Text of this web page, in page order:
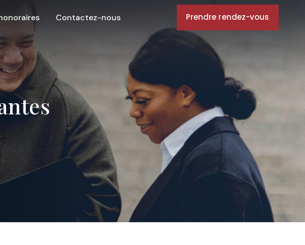
Contactez-nous Prendre rendez-vous